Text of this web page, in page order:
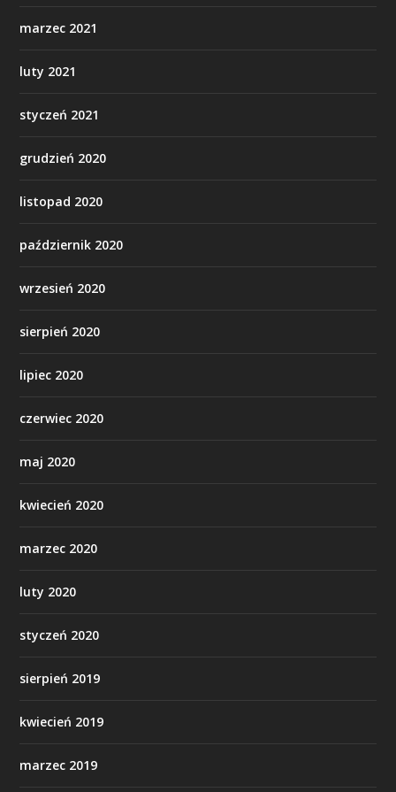
marzec 2021
luty 2021
styczeń 2021
grudzień 2020
listopad 2020
październik 2020
wrzesień 2020
sierpień 2020
lipiec 2020
czerwiec 2020
maj 2020
kwiecień 2020
marzec 2020
luty 2020
styczeń 2020
sierpień 2019
kwiecień 2019
marzec 2019